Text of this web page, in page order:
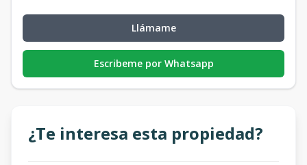
Llámame
Escribeme por Whatsapp
¿Te interesa esta propiedad?